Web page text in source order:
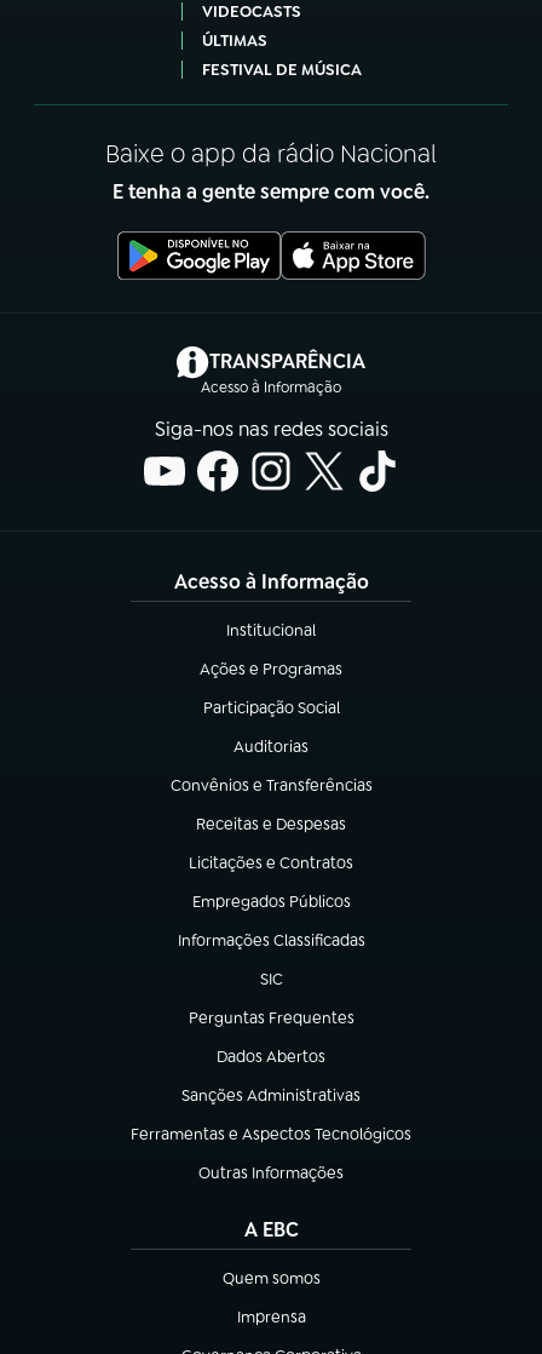
VIDEOCASTS
ÚLTIMAS
FESTIVAL DE MÚSICA
Baixe o app da rádio Nacional
E tenha a gente sempre com você.
TRANSPARÊNCIA
Acesso à Informação
(abre em nova aba)
Siga-nos nas redes sociais
Acesso à Informação
Institucional
(abre em nova aba)
Ações e Programas
(abre em nova aba)
Participação Social
(abre em nova aba)
Auditorias
(abre em nova aba)
Convênios e Transferências
(abre em nova aba)
Receitas e Despesas
(abre em nova aba)
Licitações e Contratos
(abre em nova aba)
Empregados Públicos
(abre em nova aba)
Informações Classificadas
(abre em nova aba)
SIC
(abre em nova aba)
Perguntas Frequentes
(abre em nova aba)
Dados Abertos
(abre em nova aba)
Sanções Administrativas
(abre em nova aba)
Ferramentas e Aspectos Tecnológicos
(abre em nova aba)
Outras Informações
(abre em nova aba)
A EBC
Quem somos
(abre em nova aba)
Imprensa
(abre em nova aba)